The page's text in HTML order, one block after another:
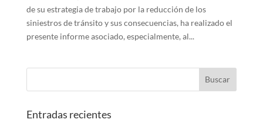
de su estrategia de trabajo por la reducción de los
siniestros de tránsito y sus consecuencias, ha realizado el
presente informe asociado, especialmente, al...
Entradas recientes